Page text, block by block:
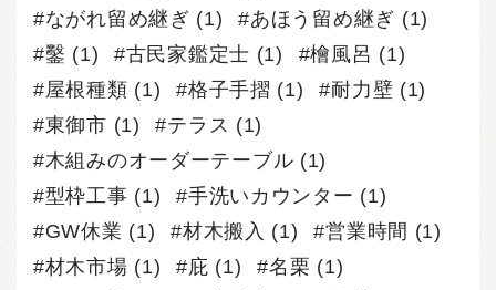
ながれ留め継ぎ (1) あほう留め継ぎ (1)
鑿 (1) 古民家鑑定士 (1) 檜風呂 (1)
屋根種類 (1) 格子手摺 (1) 耐力壁 (1)
東御市 (1) テラス (1)
木組みのオーダーテーブル (1)
型枠工事 (1) 手洗いカウンター (1)
GW休業 (1) 材木搬入 (1) 営業時間 (1)
材木市場 (1) 庇 (1) 名栗 (1)